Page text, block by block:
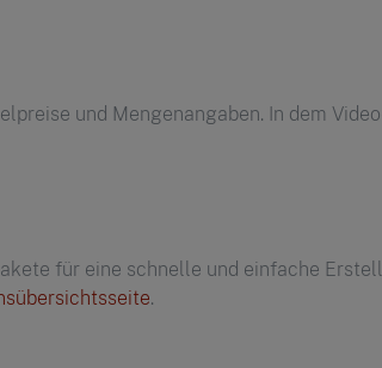
und Mengenangaben. In dem
für eine schnelle und einfache
.